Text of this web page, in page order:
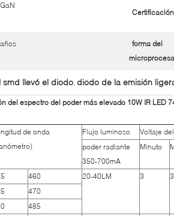
forma del
smd llevó el diodo, diodo de la emisión
del espectro del poder más elevado 10W IR LED
de onda
Flujo luminoso Voltaje
poder radiante
350-700mA
Minuto
460 20-40LM 3
470
485